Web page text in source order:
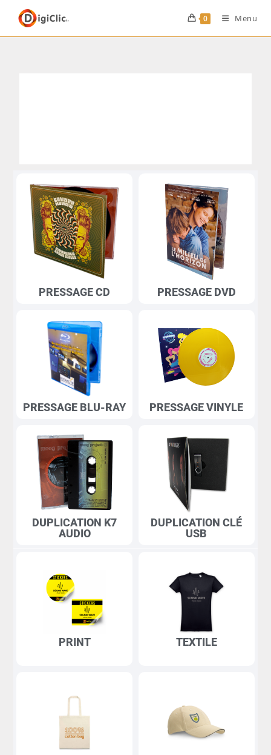
0 Menu
PRESSAGE CD PRESSAGE DVD
PRESSAGE BLU-RAY PRESSAGE VINYLE
DUPLICATION K7
AUDIO
DUPLICATION CLÉ
USB
PRINT TEXTILE